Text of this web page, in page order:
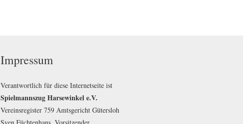
Impressum
Verantwortlich für diese Internetseite ist
Spielmannszug Harsewinkel e.V.
Vereinsregister 759 Amtsgericht Gütersloh